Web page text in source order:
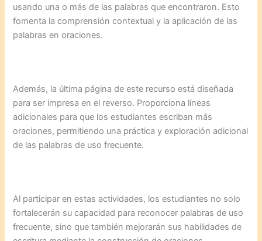
usando una o más de las palabras que encontraron. Esto
fomenta la comprensión contextual y la aplicación de las
palabras en oraciones.
Además, la última página de este recurso está diseñada
para ser impresa en el reverso. Proporciona líneas
adicionales para que los estudiantes escriban más
oraciones, permitiendo una práctica y exploración adicional
de las palabras de uso frecuente.
Al participar en estas actividades, los estudiantes no solo
fortalecerán su capacidad para reconocer palabras de uso
frecuente, sino que también mejorarán sus habilidades de